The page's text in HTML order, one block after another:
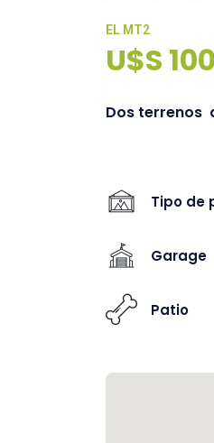
EL MT2
U$S 100
Dos terrenos
Tipo de
Garage
Patio